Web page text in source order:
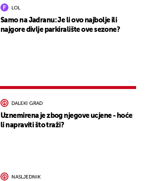
LOL
Samo na Jadranu: Je li ovo najbolje ili
najgore divlje parkiralište ove sezone?
DALEKI GRAD
Uznemirena je zbog njegove ucjene - hoće
li napraviti što traži?
NASLJEDNIK